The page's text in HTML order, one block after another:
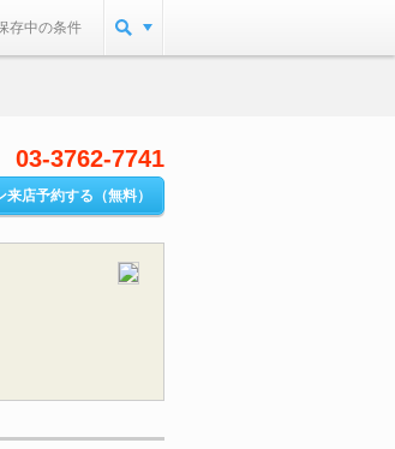
存中の条件
03-3762-7741
来店予約する（無料）